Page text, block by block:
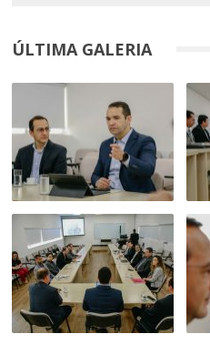
ÚLTIMA GALERIA